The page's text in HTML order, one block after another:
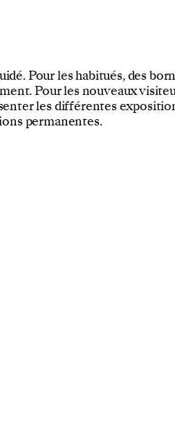
Pour les habitués, des
Pour les nouveaux
les différentes
permanentes.